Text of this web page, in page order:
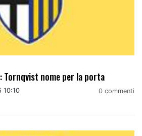
Tornqvist nome per la porta
10:10 0 commenti